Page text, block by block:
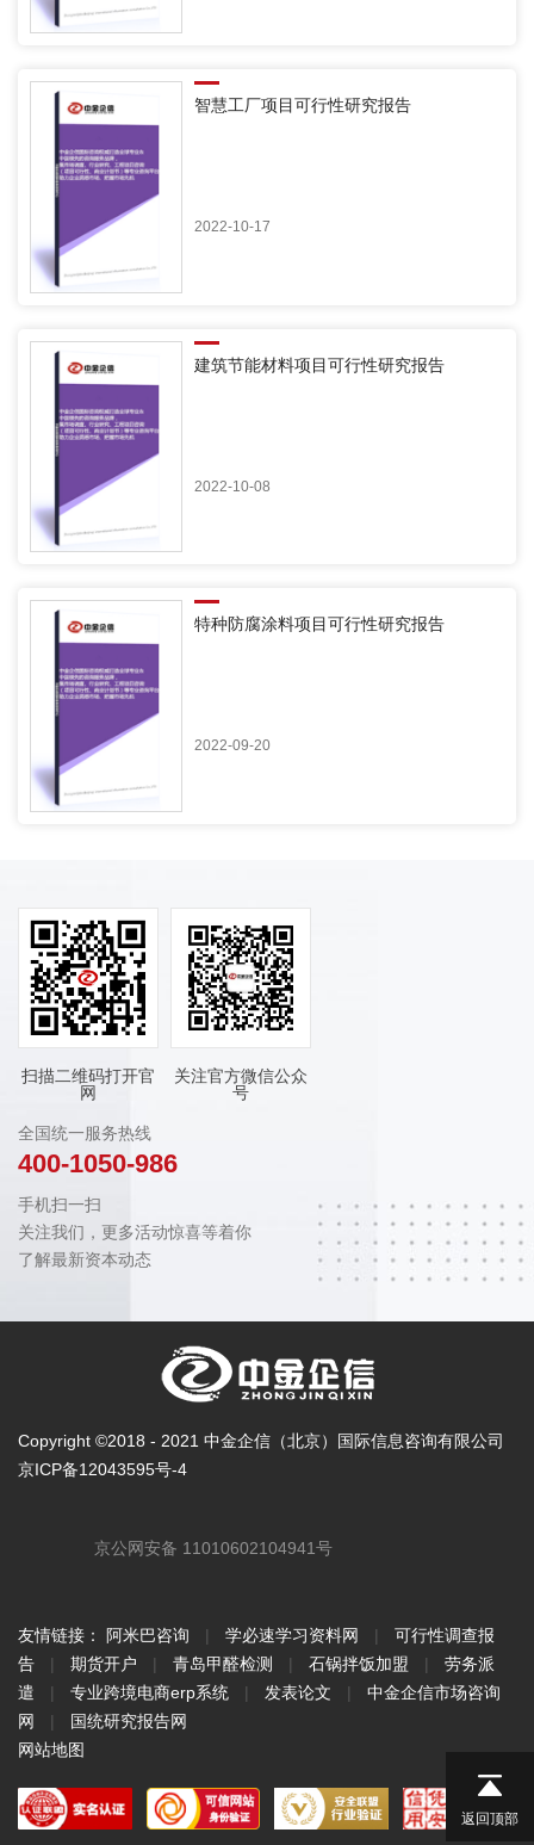
智慧工厂项目可行性研究报告
2022-10-17
建筑节能材料项目可行性研究报告
2022-10-08
特种防腐涂料项目可行性研究报告
2022-09-20
扫描二维码打开官
网
关注官方微信公众
号
全国统一服务热线
400-1050-986
手机扫一扫
关注我们，更多活动惊喜等着你
了解最新资本动态
Copyright ©2018 - 2021 中金企信（北京）国际信息咨询有限公司
京ICP备12043595号-4
京公网安备 11010602104941号
友情链接： 阿米巴咨询 | 学必速学习资料网 |
可行性调查报
告
| 期货开户 | 青岛甲醛检测 | 石锅拌饭加盟 |
劳务派
遣
| 专业跨境电商erp系统 | 发表论文 |
中金企信市场咨询
网
|
国统研究报告网
网站地图
返回顶部